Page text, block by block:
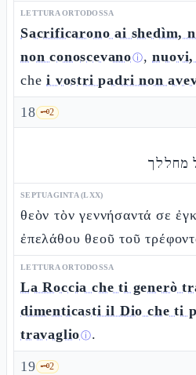
LETTURA ORTODOSSA
Sacrificarono ai shedìm,
non conoscevanoⓘ,
chei vostri padri non
18 🗝️2
מחללך
SEPTUAGINTA (LXX)
θεὸν τὸν γεννήσαντά σε
ἐπελάθου θεοῦ τοῦ
LETTURA ORTODOSSA
La Roccia che ti generò
dimenticasti il Dio che ti
travaglioⓘ.
19 🗝️2